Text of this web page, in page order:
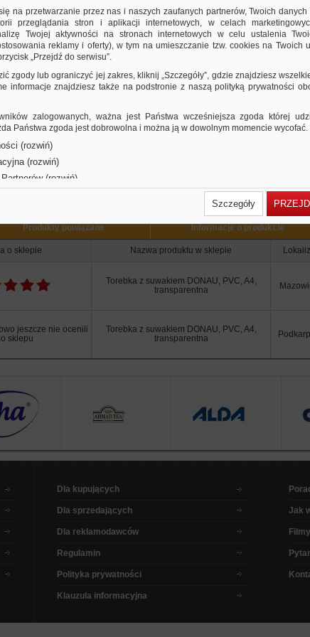
transparentny
Produkty powiązane Informacje o produkcie
o sklepie Nazwa produktu w sklepie
Torebka z suwakiem DONAU, PVC, A4,
transparentna
jeszcze nie ocenili
sklepu
Torebka z suwakiem DONAU, PVC, A4,
transparentna
Dla kupujących
Dla sprzedających
Dla reklamodawców
Regulamin
Polityka prywatności
Klauzula informacyjna
Jak
na przetwarzanie przez nas i naszych zaufanych partnerów, Twoich
przeglądania stron i aplikacji internetowych, w celach
Twojej aktywności na stronach internetowych w celu ustalenia
reklamy i oferty), w tym na umieszczanie tzw. cookies na Twoich
„Przejdź do serwisu”.
zgody lub ograniczyć jej zakres, kliknij „Szczegóły”, gdzie znajdziesz
informacje znajdziesz także na podstronie z naszą polityką prywatności
zalogowanych, ważna jest Państwa wcześniejsza zgoda której
Państwa zgoda jest dobrowolna i można ją w dowolnym momencie wycofać.
(rozwiń)
(rozwiń)
(rozwiń)
Szczegóły